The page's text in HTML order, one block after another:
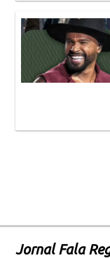
Jornal Fala